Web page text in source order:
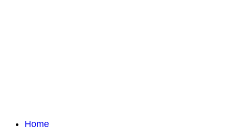
Home